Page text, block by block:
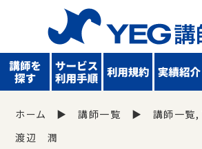
ホーム 講師一覧 講師一覧
渡辺 潤